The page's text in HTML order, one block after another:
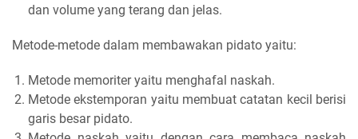
dan volume yang terang dan jelas.
Metode-metode dalam membawakan pidato yaitu:
Metode memoriter yaitu menghafal naskah.
Metode ekstemporan yaitu membuat catatan kecil berisi
garis besar pidato.